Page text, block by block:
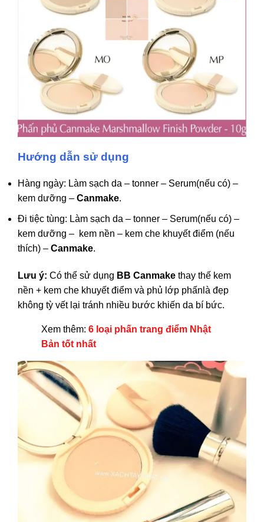
Hướng dẫn sử dụng
Hàng ngày: Làm sạch da – tonner – Serum(nếu có) –
kem dưỡng – Canmake.
Đi tiệc tùng: Làm sạch da – tonner – Serum(nếu có) –
kem dưỡng – kem nền – kem che khuyết điểm (nếu
thích) – Canmake.
Lưu ý: Có thể sử dụng BB Canmake thay thế kem
nền + kem che khuyết điểm và phủ lớp phấnlà đẹp
không tỳ vết lại tránh nhiều bước khiến da bí bức.
Xem thêm: 6 loại phấn trang điểm Nhật
Bản tốt nhất